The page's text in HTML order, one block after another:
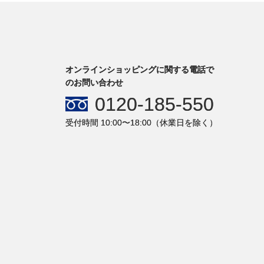
オンラインショッピングに関する電話で
のお問い合わせ
0120-185-550
受付時間 10:00〜18:00（休業日を除く）